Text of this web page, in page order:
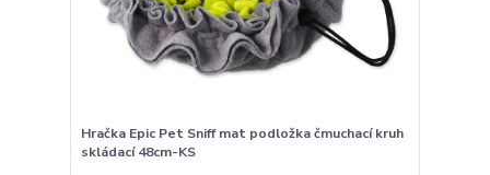
Hračka Epic Pet Sniff mat podložka čmuchací kruh
skládací 48cm-KS